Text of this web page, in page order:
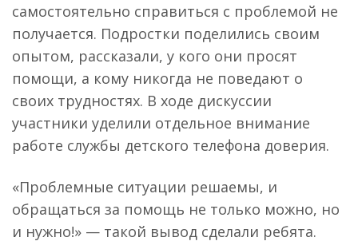
самостоятельно справиться с проблемой не
получается. Подростки поделились своим
опытом, рассказали, у кого они просят
помощи, а кому никогда не поведают о
своих трудностях. В ходе дискуссии
участники уделили отдельное внимание
работе службы детского телефона доверия.
«Проблемные ситуации решаемы, и
обращаться за помощь не только можно, но
и нужно!» — такой вывод сделали ребята.